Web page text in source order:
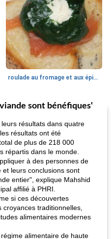
roulade au fromage et aux épinards
55min
Viande et volaille
le méga's jopp joes
sont bénéfiques'
résultats dans quatre
résultats ont été
de plus de 218 000
répartis dans le monde.
à des personnes de
leurs conclusions sont
entier", explique Mahshid
affilié à PHRI.
si ces découvertes
croyances traditionnelles,
alimentaires modernes
alimentaire de haute